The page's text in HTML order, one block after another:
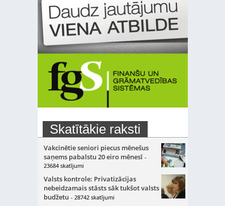
Skatītākie raksti
Vakcinētie seniori piecus mēnešus
saņems pabalstu 20 eiro mēnesī -
23684 skatījumi
Valsts kontrole: Privatizācijas
nebeidzamais stāsts sāk tukšot valsts
budžetu - 28742 skatījumi